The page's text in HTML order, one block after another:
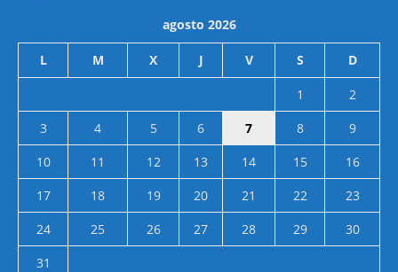
agosto 2026
L M X J V S D
1
2
3
4 5 6 7 8
9
10
11 12 13 14 15
16
17
18 19 20 21 22
23
24
25 26 27 28 29
30
31